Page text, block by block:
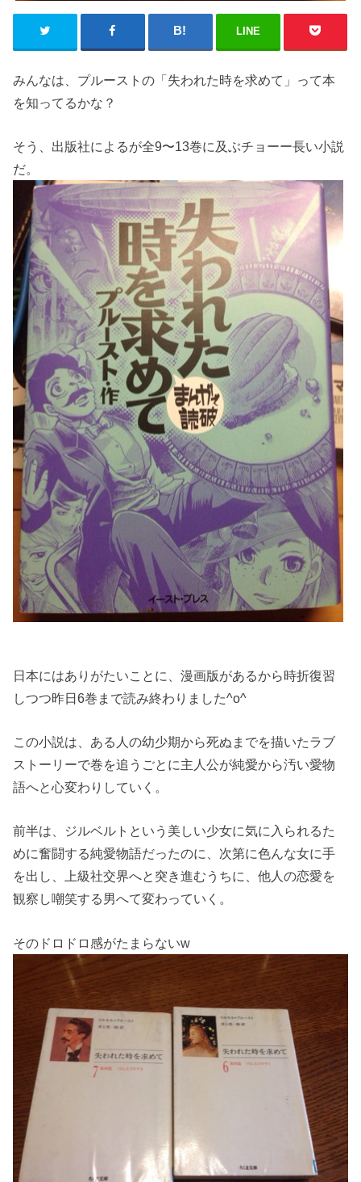
LINE
みんなは、プルーストの「失われた時を求めて」って本
を知ってるかな？
そう、出版社によるが全9〜13巻に及ぶチョーー長い小説
だ。
日本にはありがたいことに、漫画版があるから時折復習
しつつ昨日6巻まで読み終わりました^o^
この小説は、ある人の幼少期から死ぬまでを描いたラブ
ストーリーで巻を追うごとに主人公が純愛から汚い愛物
語へと心変わりしていく。
前半は、ジルベルトという美しい少女に気に入られるた
めに奮闘する純愛物語だったのに、次第に色んな女に手
を出し、上級社交界へと突き進むうちに、他人の恋愛を
観察し嘲笑する男へて変わっていく。
そのドロドロ感がたまらないw